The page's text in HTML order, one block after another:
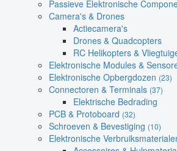
Passieve Elektronische
Camera's & Drones
Actiecamera's
Drones & Quadcopters
RC Helikopters &
Elektronische Modules &
Elektronische Opbergdozen (23)
Connectoren & Terminals (37)
Elektrische Bedrading
PCB & Protoboard (32)
Schroeven & Bevestiging (10)
Elektronische